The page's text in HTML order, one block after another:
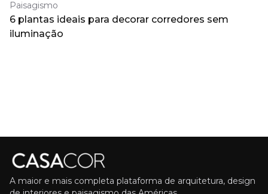
Paisagismo
6 plantas ideais para decorar corredores sem
iluminação
A maior e mais completa plataforma de arquitetura, design